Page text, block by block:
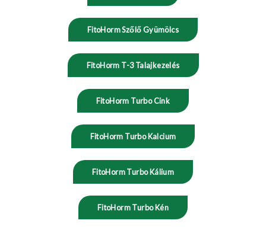
FitoHorm Szőlő Gyümölcs
FitoHorm T-3 Talajkezelés
FitoHorm Turbo Cink
FitoHorm Turbo Kalcium
FitoHorm Turbo Kálium
FitoHorm Turbo Kén